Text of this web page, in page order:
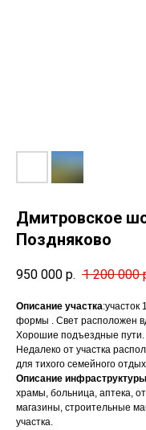
Дмитровское
Поздняково
950 000 р. 1 200 000
Описание участка:участок
формы . Свет расположен
Хорошие подъездные пути.
Недалеко от участка
для тихого семейного
Описание инфраструктуры
храмы, больница, аптека,
магазины, строительные
участка.